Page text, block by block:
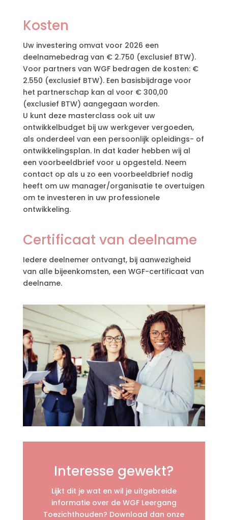
Kosten
Uw investering omvat voor 2026 een
deelnamebedrag van € 2.750 (exclusief BTW).
Voor partners van WGF bedragen de kosten: €
2.550 (exclusief BTW). Een basisbijdrage voor
het partnerschap kan al voor € 300,00
(exclusief BTW) aangegaan worden.
U kunt deze masterclass ook uit uw
ontwikkelbudget bij uw werkgever vergoeden,
als onderdeel van een persoonlijk opleidings- of
ontwikkelingsplan. In dat kader hebben wij al
een voorbeeldbrief voor u opgesteld. Neem
contact op als u zo een voorbeeldbrief nodig
heeft om uw manager/organisatie te overtuigen
om te investeren in uw professionele
ontwikkeling.
Certificaat van deelname
Iedere deelnemer ontvangt, bij aanwezigheid
van alle bijeenkomsten, een WGF-certificaat van
deelname.
Interesse gewekt?
Lijkt dit je wat en wil je uitgebreide
informatie over de WGF Leergang
Toezichthouden? Download dan onze